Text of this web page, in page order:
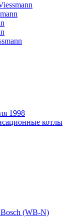
1998
котлы
(WB-N)